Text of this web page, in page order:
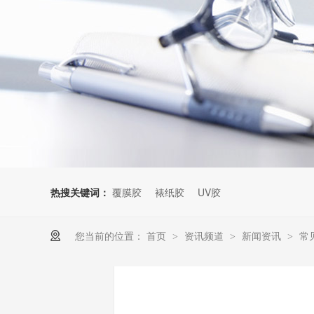
热搜关键词： 覆膜胶 裱纸胶 UV胶
您当前的位置： 首页 > 资讯频道 > 新闻资讯 > 常